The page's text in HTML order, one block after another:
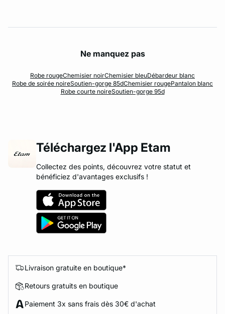
Ne manquez pas
Robe rougeChemisier noirChemisier bleuDébardeur blanc
Robe de soirée noireSoutien-gorge 85dChemisier rougePantalon blanc
Robe courte noireSoutien-gorge 95d
Téléchargez l'App Etam
Collectez des points, découvrez votre statut et
bénéficiez d'avantages exclusifs !
Livraison gratuite en boutique*
Retours gratuits en boutique
Paiement 3x sans frais dès 30€ d'achat